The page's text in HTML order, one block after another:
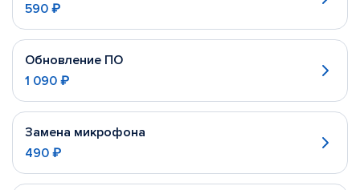
590 ₽
Обновление ПО
1 090 ₽
Замена микрофона
490 ₽